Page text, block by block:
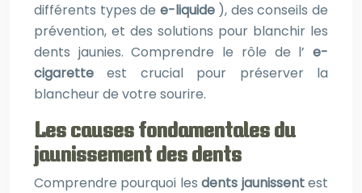
différents types de e-liquide ), des conseils de
prévention, et des solutions pour blanchir les
dents jaunies. Comprendre le rôle de l’ e-
cigaretteest crucial pour préserver la
blancheur de votre sourire.
Les causes fondamentales du
jaunissement des dents
Comprendre pourquoi lesdents jaunissentest